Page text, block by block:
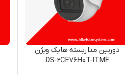
دوربین مداربسته هایک ویژن
DS-2CE76H0T-ITMF